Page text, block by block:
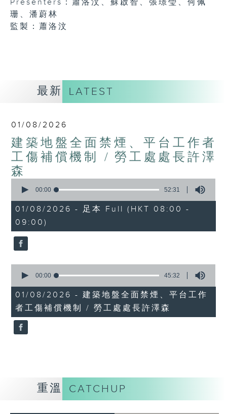
Presenters：蕭洛汶、蘇啟智、張璟瑩、何佩
珊、潘蔚林
監製：蕭洛汶
最新 LATEST
01/08/2026
建築地盤全面禁煙、平台工作者
工傷補償機制 / 勞工處處長許澤
森
seconds
52
minutes,
31
seconds
00:00 52:31
01/08/2026 - 足本 Full (HKT 08:00 -
09:00)
seconds
45
minutes,
32
seconds
00:00 45:32
01/08/2026 - 建築地盤全面禁煙、平台工作
者工傷補償機制 / 勞工處處長許澤森
重溫 CATCHUP